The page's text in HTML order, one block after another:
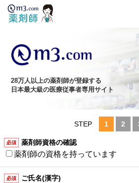
28万人以上の薬剤師が登録する
日本最大級の医療従事者専用サイト
STEP 1 2
必須 薬剤師資格の確認
薬剤師の資格を持っています
必須 ご氏名(漢字)